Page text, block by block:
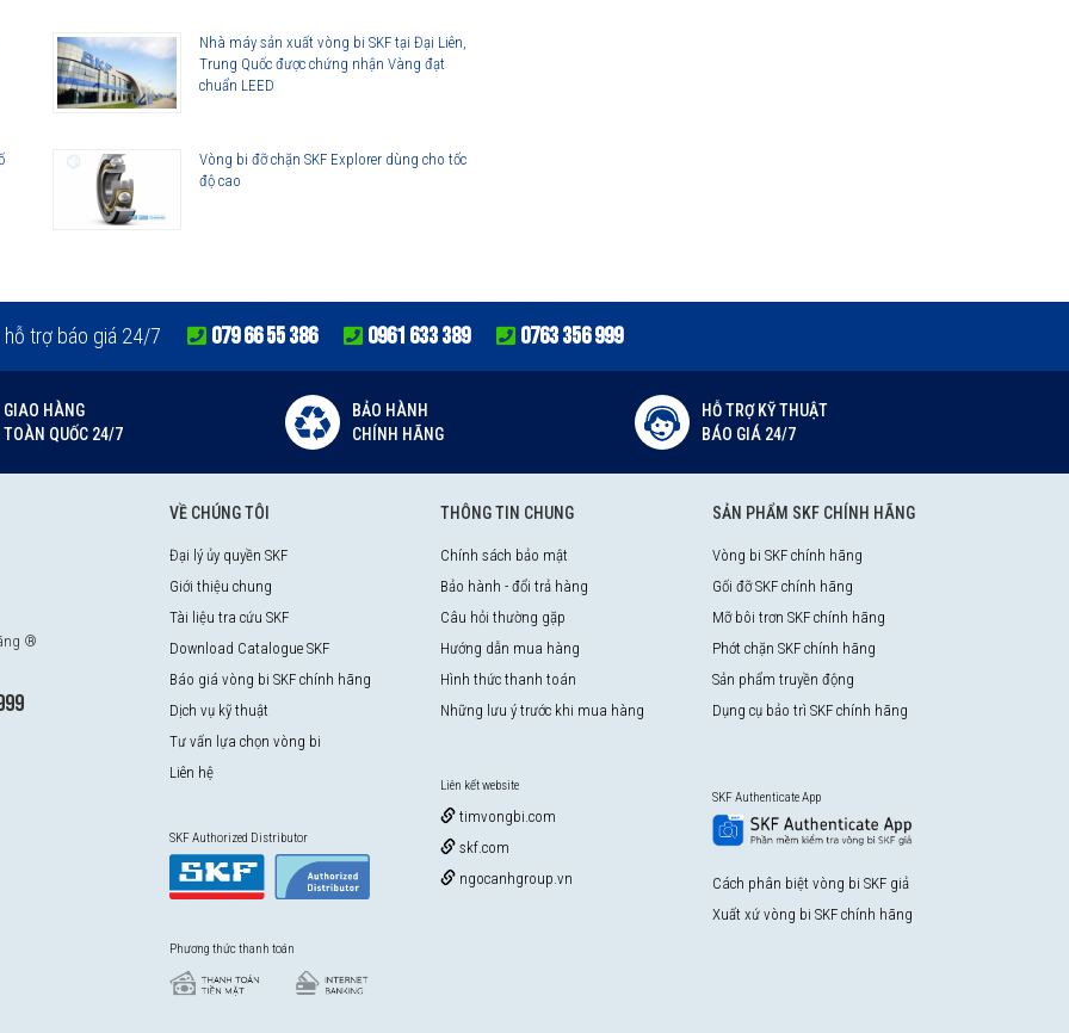
hãng
Nhà máy sản xuất vòng bi SKF tại Đại Liên,
Trung Quốc được chứng nhận Vàng đạt
chuẩn LEED
Vòng bi đỡ chặn SKF Explorer dùng cho tốc
độ cao
hỗ trợ báo giá 24/7 079 66 55 386 0961 633 389 0763 356 999
GIAO HÀNG
TOÀN QUỐC 24/7
BẢO HÀNH
CHÍNH HÃNG
HỖ TRỢ KỸ THUẬT
BÁO GIÁ 24/7
®
VỀ CHÚNG TÔI
Đại lý ủy quyền SKF
Giới thiệu chung
Tài liệu tra cứu SKF
Download Catalogue SKF
Báo giá vòng bi SKF chính hãng
Dịch vụ kỹ thuật
Tư vấn lựa chọn vòng bi
Liên hệ
SKF Authorized Distributor
Phương thức thanh toán
THÔNG TIN CHUNG
Chính sách bảo mật
Bảo hành - đổi trả hàng
Câu hỏi thường gặp
Hướng dẫn mua hàng
Hình thức thanh toán
Những lưu ý trước khi mua hàng
Liên kết website
timvongbi.com
skf.com
ngocanhgroup.vn
SẢN PHẨM SKF CHÍNH HÃNG
Vòng bi SKF chính hãng
Gối đỡ SKF chính hãng
Mỡ bôi trơn SKF chính hãng
Phớt chặn SKF chính hãng
Sản phẩm truyền động
Dụng cụ bảo trì SKF chính hãng
SKF Authenticate App
Cách phân biệt vòng bi SKF giả
Xuất xứ vòng bi SKF chính hãng